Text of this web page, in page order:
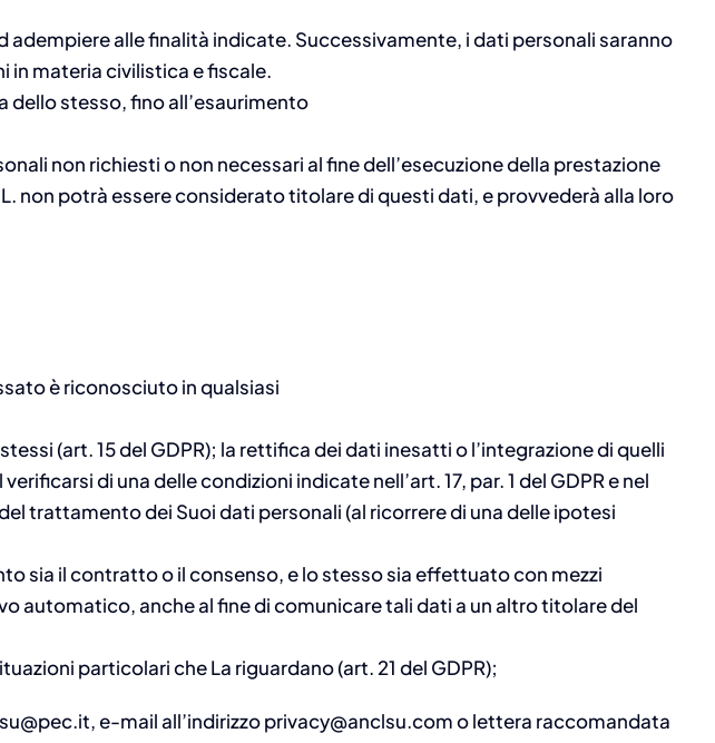
alle finalità indicate. Successivamente, i dati personali saranno
materia civilistica e fiscale.
dello stesso, fino all’esaurimento
non richiesti o non necessari al fine dell’esecuzione della prestazione
non potrà essere considerato titolare di questi dati, e provvederà alla loro
è riconosciuto in qualsiasi
(art. 15 del GDPR); la rettifica dei dati inesatti o l’integrazione di quelli
di una delle condizioni indicate nell’art. 17, par. 1 del GDPR e nel
trattamento dei Suoi dati personali (al ricorrere di una delle ipotesi
sia il contratto o il consenso, e lo stesso sia effettuato con mezzi
automatico, anche al fine di comunicare tali dati a un altro titolare del
particolari che La riguardano (art. 21 del GDPR);
e-mail all’indirizzo privacy@anclsu.com o lettera raccomandata